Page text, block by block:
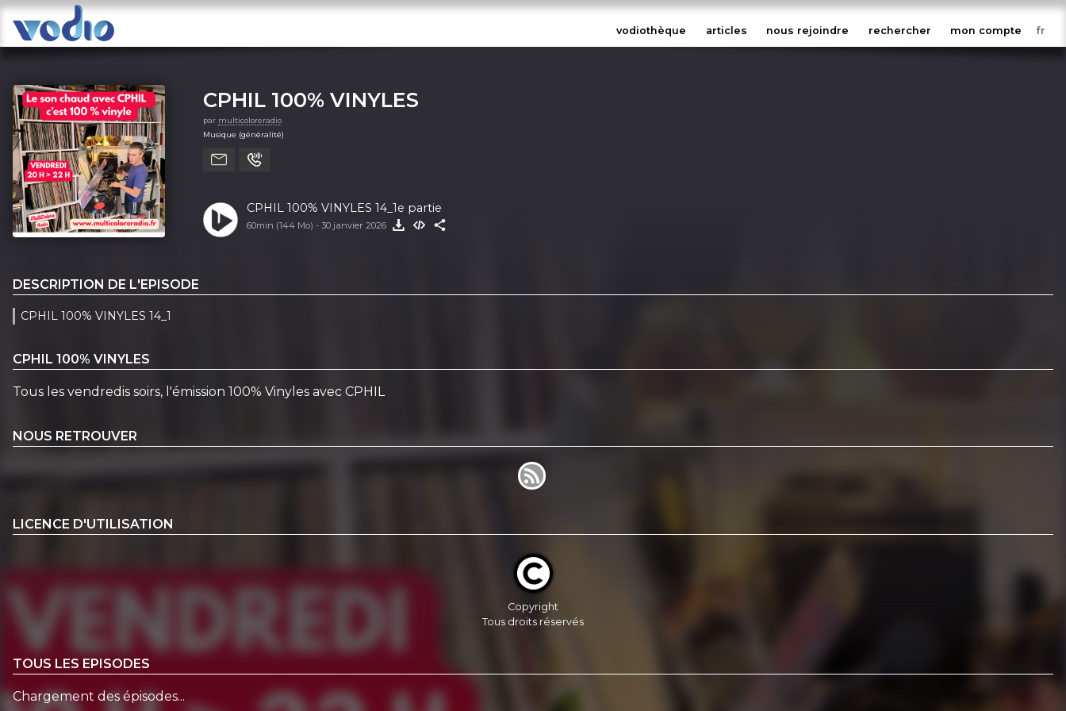
vodiothèque articles nous rejoindre rechercher mon compte
CPHIL 100% VINYLES
par multicoloreradio
Musique (généralité)
CPHIL 100% VINYLES 14_1e partie
60min (144 Mo) - 30 janvier 2026
DESCRIPTION DE L'EPISODE
CPHIL 100% VINYLES 14_1
CPHIL 100% VINYLES
Tous les vendredis soirs, l'émission 100% Vinyles avec CPHIL
NOUS RETROUVER
LICENCE D'UTILISATION
Copyright
Tous droits réservés
TOUS LES EPISODES
Chargement des épisodes...